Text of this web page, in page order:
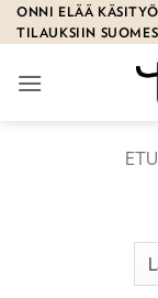
Skip
to
ONNI ELÄÄ
TILAUKSIIN